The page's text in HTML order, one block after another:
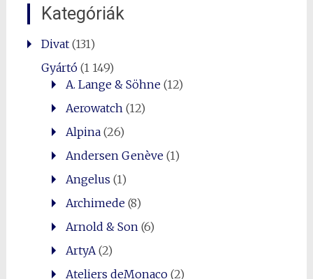
Kategóriák
Divat(131)
Gyártó(1 149)
A. Lange & Söhne(12)
Aerowatch (12)
Alpina(26)
Andersen Genève(1)
Angelus (1)
Archimede(8)
Arnold & Son (6)
ArtyA (2)
Ateliers deMonaco(2)